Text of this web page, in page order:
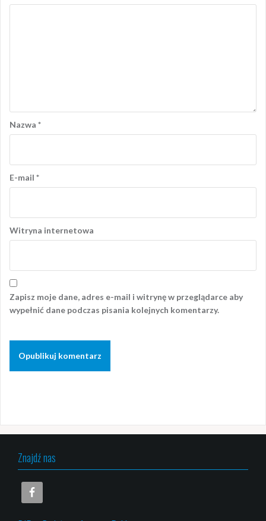
Nazwa *
E-mail *
Witryna internetowa
Zapisz moje dane, adres e-mail i witrynę w przeglądarce aby
wypełnić dane podczas pisania kolejnych komentarzy.
Znajdź nas